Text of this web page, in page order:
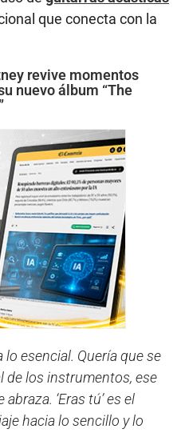
que conecta con la
revive momentos
nuevo álbum “The
lo esencial. Quería que se
de los instrumentos, ese
‘Eras tú’ es el
hacia lo sencillo y lo